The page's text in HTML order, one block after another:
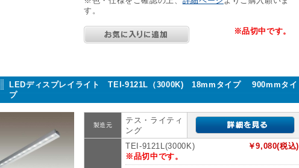
す。
※品切中です。
LEDディスプレイライト TEI-9121L（3000K) 18mmタイプ 900mmタイ
プ
製造元
テス・ライティ
ング
￥9,080(税込)
TEI-9121L(3000K)
※品切中です。